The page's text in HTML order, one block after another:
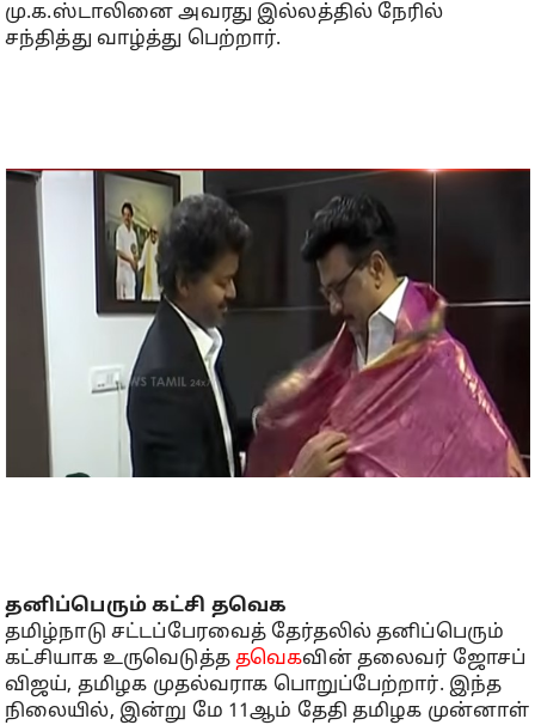
மு.க.ஸ்டாலினை அவரது இல்லத்தில் நேரில்
சந்தித்து வாழ்த்து பெற்றார்.
தனிப்பெரும் கட்சி தவெக
தமிழ்நாடு சட்டப்பேரவைத் தேர்தலில் தனிப்பெரும்
கட்சியாக உருவெடுத்த தவெகவின் தலைவர் ஜோசப்
விஜய், தமிழக முதல்வராக பொறுப்பேற்றார். இந்த
நிலையில், இன்று மே 11ஆம் தேதி தமிழக முன்னாள்